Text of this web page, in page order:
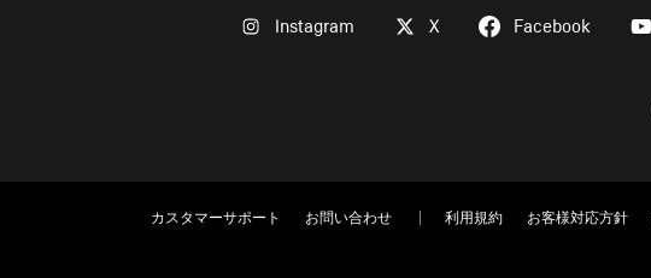
Instagram X Facebook
カスタマーサポート お問い合わせ 利用規約 お客様対応方針